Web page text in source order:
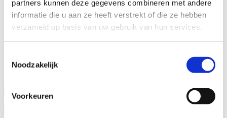
partners kunnen deze gegevens combineren met andere
informatie die u aan ze heeft verstrekt of die ze hebben
verzameld op basis van uw gebruik van hun services.
Noodzakelijk
Voorkeuren
Specialisaties
Advocaat alimentatie
Alimentatie incasseren
Echtscheiding
Partneralimentatie
Ervaringsjaren